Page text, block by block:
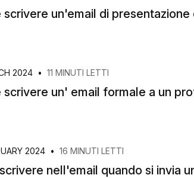
scrivere un'email di
2024 • 11 MINUTI LETTI
scrivere un' email formale a un
2024 • 16 MINUTI LETTI
nell'email quando si invia